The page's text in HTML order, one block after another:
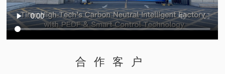
合作客户